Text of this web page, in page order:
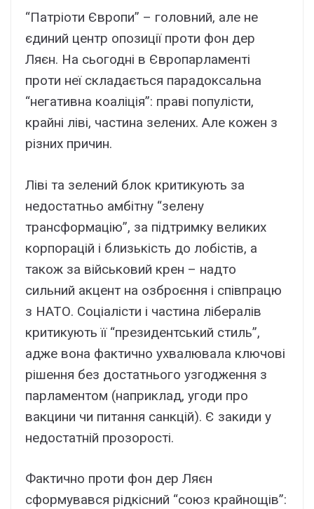
“Патріоти Європи” – головний, але не
єдиний центр опозиції проти фон дер
Ляєн. На сьогодні в Європарламенті
проти неї складається парадоксальна
“негативна коаліція”: праві популісти,
крайні ліві, частина зелених. Але кожен з
різних причин.
Ліві та зелений блок критикують за
недостатньо амбітну “зелену
трансформацію”, за підтримку великих
корпорацій і близькість до лобістів, а
також за військовий крен – надто
сильний акцент на озброєння і співпрацю
з НАТО. Соціалісти і частина лібералів
критикують її “президентський стиль”,
адже вона фактично ухвалювала ключові
рішення без достатнього узгодження з
парламентом (наприклад, угоди про
вакцини чи питання санкцій). Є закиди у
недостатній прозорості.
Фактично проти фон дер Ляєн
сформувався рідкісний “союз крайнощів”: